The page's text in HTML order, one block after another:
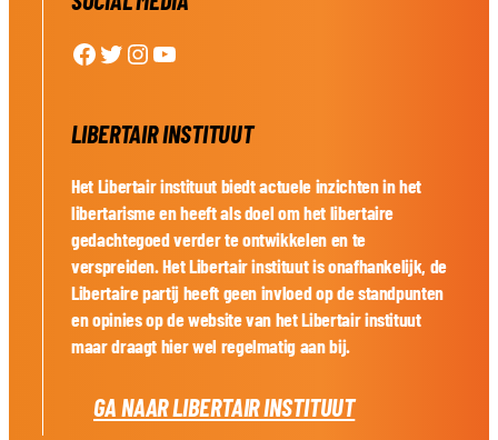
Facebook Twitter Instagram YouTube
LIBERTAIR INSTITUUT
Het Libertair instituut biedt actuele inzichten in het
libertarisme en heeft als doel om het libertaire
gedachtegoed verder te ontwikkelen en te
verspreiden. Het Libertair instituut is onafhankelijk, de
Libertaire partij heeft geen invloed op de standpunten
en opinies op de website van het Libertair instituut
maar draagt hier wel regelmatig aan bij.
GA NAAR LIBERTAIR INSTITUUT